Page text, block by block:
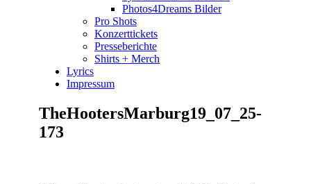
Photos4Dreams Bilder
Pro Shots
Konzerttickets
Presseberichte
Shirts + Merch
Lyrics
Impressum
TheHootersMarburg19_07_25-
173